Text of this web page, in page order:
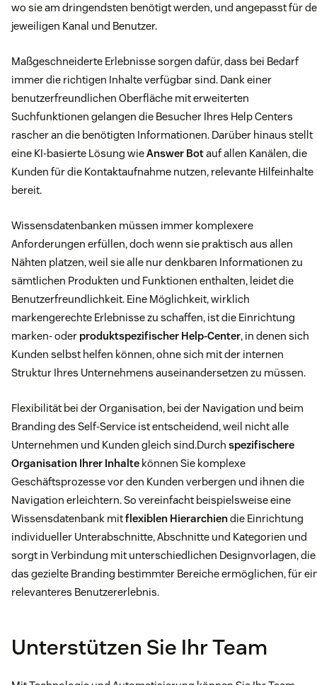
wo sie am dringendsten benötigt werden, und angepasst für
jeweiligen Kanal und Benutzer.
Maßgeschneiderte Erlebnisse sorgen dafür, dass bei Bedarf
immer die richtigen Inhalte verfügbar sind. Dank einer
benutzerfreundlichen Oberfläche mit erweiterten
Suchfunktionen gelangen die Besucher Ihres Help Centers
rascher an die benötigten Informationen. Darüber hinaus stellt
eine KI-basierte Lösung wieAnswer Botauf allen Kanälen, die
Kunden für die Kontaktaufnahme nutzen, relevante Hilfeinhalte
bereit.
Wissensdatenbanken müssen immer komplexere
Anforderungen erfüllen, doch wenn sie praktisch aus allen
Nähten platzen, weil sie alle nur denkbaren Informationen zu
sämtlichen Produkten und Funktionen enthalten, leidet die
Benutzerfreundlichkeit. Eine Möglichkeit, wirklich
markengerechte Erlebnisse zu schaffen, ist die Einrichtung
marken- oder produktspezifischer Help-Center, in denen sich
Kunden selbst helfen können, ohne sich mit der internen
Struktur Ihres Unternehmens auseinandersetzen zu müssen.
Flexibilität bei der Organisation, bei der Navigation und beim
Branding des Self-Service ist entscheidend, weil nicht alle
Unternehmen und Kunden gleich sind.Durch spezifischere
Organisation Ihrer Inhalte können Sie komplexe
Geschäftsprozesse vor den Kunden verbergen und ihnen die
Navigation erleichtern. So vereinfacht beispielsweise eine
Wissensdatenbank mitflexiblen Hierarchiendie Einrichtung
individueller Unterabschnitte, Abschnitte und Kategorien und
sorgt in Verbindung mit unterschiedlichen Designvorlagen, die
das gezielte Branding bestimmter Bereiche ermöglichen, für
relevanteres Benutzererlebnis.
Unterstützen Sie Ihr Team